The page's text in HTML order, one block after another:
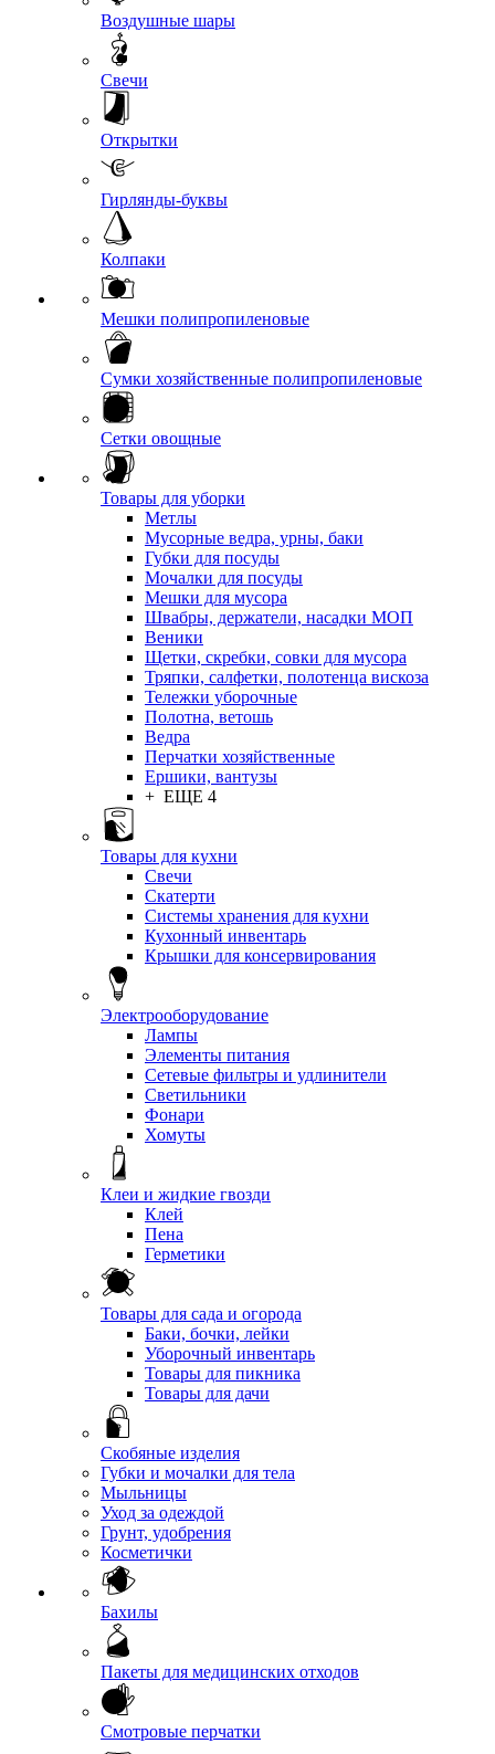
Воздушные шары
Свечи
Открытки
Гирлянды-буквы
Колпаки
Мешки полипропиленовые
Сумки хозяйственные полипропиленовые
Сетки овощные
Товары для уборки
Метлы
Мусорные ведра, урны, баки
Губки для посуды
Мочалки для посуды
Мешки для мусора
Швабры, держатели, насадки МОП
Веники
Щетки, скребки, совки для мусора
Тряпки, салфетки, полотенца вискоза
Тележки уборочные
Полотна, ветошь
Ведра
Перчатки хозяйственные
Ершики, вантузы
+ ЕЩЕ 4
Товары для кухни
Свечи
Скатерти
Системы хранения для кухни
Кухонный инвентарь
Крышки для консервирования
Электрооборудование
Лампы
Элементы питания
Сетевые фильтры и удлинители
Светильники
Фонари
Хомуты
Клеи и жидкие гвозди
Клей
Пена
Герметики
Товары для сада и огорода
Баки, бочки, лейки
Уборочный инвентарь
Товары для пикника
Товары для дачи
Скобяные изделия
Губки и мочалки для тела
Мыльницы
Уход за одеждой
Грунт, удобрения
Косметички
Бахилы
Пакеты для медицинских отходов
Смотровые перчатки